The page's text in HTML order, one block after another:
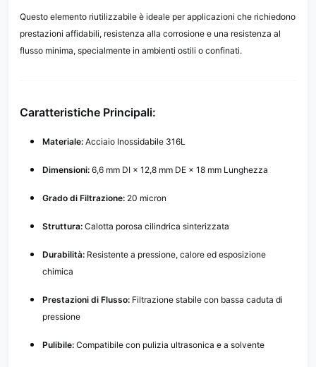
Questo elemento riutilizzabile è ideale per applicazioni che richiedono
prestazioni affidabili, resistenza alla corrosione e una resistenza al
flusso minima, specialmente in ambienti ostili o confinati.
Caratteristiche Principali:
Materiale: Acciaio Inossidabile 316L
Dimensioni: 6,6 mm DI × 12,8 mm DE × 18 mm Lunghezza
Grado di Filtrazione: 20 micron
Struttura: Calotta porosa cilindrica sinterizzata
Durabilità: Resistente a pressione, calore ed esposizione
chimica
Prestazioni di Flusso: Filtrazione stabile con bassa caduta di
pressione
Pulibile: Compatibile con pulizia ultrasonica e a solvente